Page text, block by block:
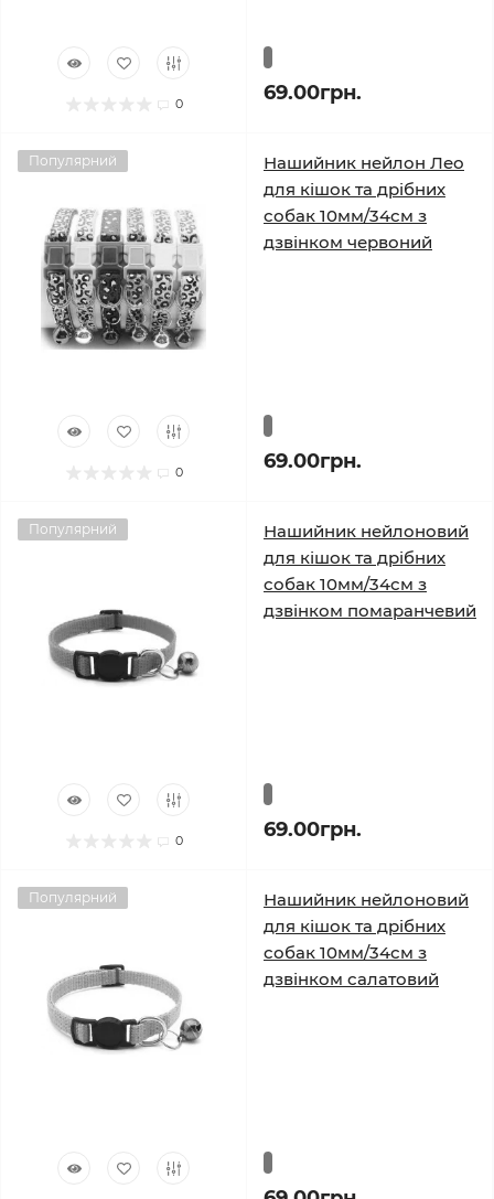
0 69.00грн.
Популярний
0
Нашийник нейлон Лео
для кішок та дрібних
собак 10мм/34см з
дзвінком червоний
69.00грн.
Популярний
0
Нашийник нейлоновий
для кішок та дрібних
собак 10мм/34см з
дзвінком помаранчевий
69.00грн.
Популярний
Нашийник нейлоновий
для кішок та дрібних
собак 10мм/34см з
дзвінком салатовий